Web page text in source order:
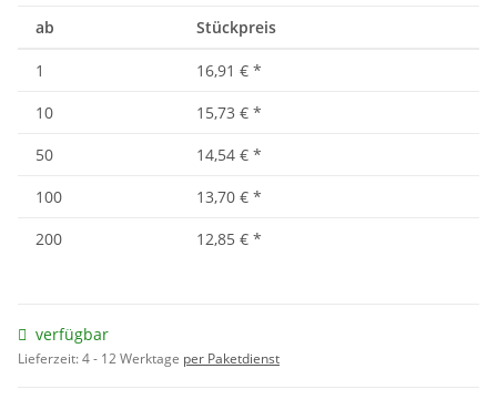
ab Stückpreis
1 16,91 € *
10
15,73 € *
50
14,54 € *
100
13,70 € *
200
12,85 € *
verfügbar
Lieferzeit:4 - 12 Werktage per Paketdienst